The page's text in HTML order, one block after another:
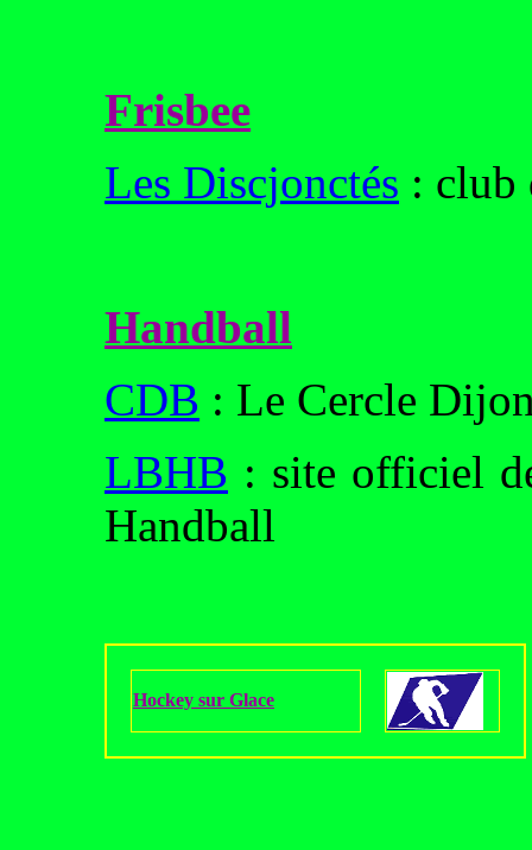
Frisbee
Les Discjonctés : club
Handball
CDB : Le Cercle
LBHB : site officiel
Handball
Hockey sur Glace